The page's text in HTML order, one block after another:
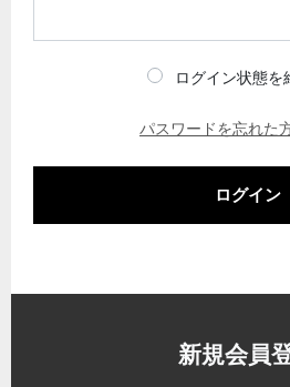
ログイン状態を
パスワードを忘れた
ログイン
新規会員